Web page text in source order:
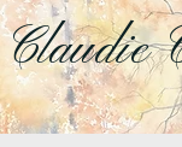
Claudie